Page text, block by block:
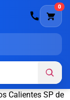
0
Calientes SP de